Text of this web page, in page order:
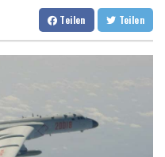
Wien
27 °C
gesamte Vorbereitung mit
und höchste
langjährigen Manager Jorge
bei Kindern deutlich
Teilen Teilen